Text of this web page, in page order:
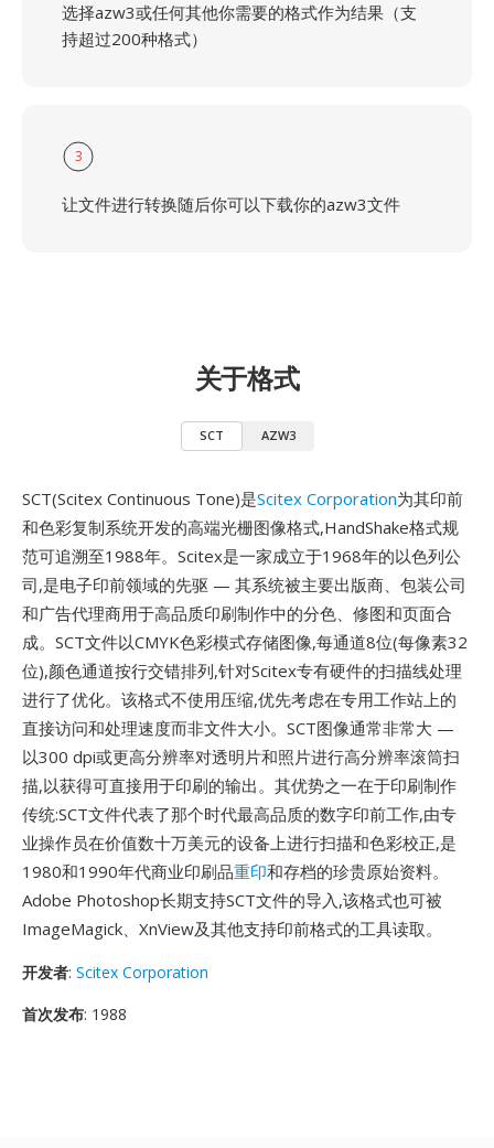
选择azw3或任何其他你需要的格式作为结果（支
持超过200种格式）
3
让文件进行转换随后你可以下载你的azw3文件
关于格式
SCT AZW3
SCT(Scitex Continuous Tone)是Scitex Corporation为其印前
和色彩复制系统开发的高端光栅图像格式,HandShake格式规
范可追溯至1988年。Scitex是一家成立于1968年的以色列公
司,是电子印前领域的先驱 — 其系统被主要出版商、包装公司
和广告代理商用于高品质印刷制作中的分色、修图和页面合
成。SCT文件以CMYK色彩模式存储图像,每通道8位(每像素32
位),颜色通道按行交错排列,针对Scitex专有硬件的扫描线处理
进行了优化。该格式不使用压缩,优先考虑在专用工作站上的
直接访问和处理速度而非文件大小。SCT图像通常非常大 —
以300 dpi或更高分辨率对透明片和照片进行高分辨率滚筒扫
描,以获得可直接用于印刷的输出。其优势之一在于印刷制作
传统:SCT文件代表了那个时代最高品质的数字印前工作,由专
业操作员在价值数十万美元的设备上进行扫描和色彩校正,是
1980和1990年代商业印刷品重印和存档的珍贵原始资料。
Adobe Photoshop长期支持SCT文件的导入,该格式也可被
ImageMagick、XnView及其他支持印前格式的工具读取。
开发者: Scitex Corporation
首次发布: 1988